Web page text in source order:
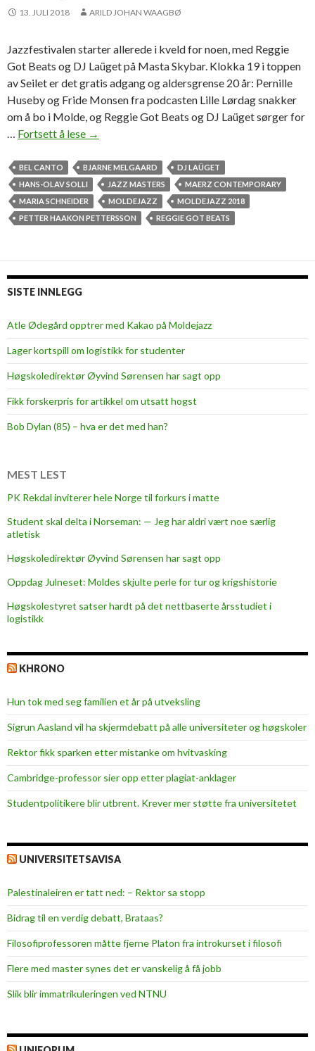
13. JULI 2018 ARILD JOHAN WAAGBØ
Jazzfestivalen starter allerede i kveld for noen, med Reggie
Got Beats og DJ Laüget på Masta Skybar. Klokka 19 i toppen
av Seilet er det gratis adgang og aldersgrense 20 år: Pernille
Huseby og Fride Monsen fra podcasten Lille Lørdag snakker
om å bo i Molde, og Reggie Got Beats og DJ Laüget sørger for
… Fortsett å lese J
z
-
s
e
d
D
J
-
e
C
a
t
o
g
a
e
M
e
l
g
a
a
d
→
BEL CANTO BJARNE MELGAARD
DJ LAÜGET
HANS-OLAV SOLLI
JAZZ MASTERS
MAERZ CONTEMPORARY
MARIA SCHNEIDER
MOLDEJAZZ
MOLDEJAZZ 2018
PETTER HAAKON PETTERSSON
REGGIE GOT BEATS
SISTE INNLEGG
Atle Ødegård opptrer med Kakao på Moldejazz
Lager kortspill om logistikk for studenter
Høgskoledirektør Øyvind Sørensen har sagt opp
Fikk forskerpris for artikkel om utsatt hogst
Bob Dylan (85) – hva er det med han?
MEST LEST
PK Rekdal inviterer hele Norge til forkurs i matte
Student skal delta i Norseman: — Jeg har aldri vært noe særlig
atletisk
Høgskoledirektør Øyvind Sørensen har sagt opp
Oppdag Julneset: Moldes skjulte perle for tur og krigshistorie
Høgskolestyret satser hardt på det nettbaserte årsstudiet i
logistikk
KHRONO
Hun tok med seg familien et år på utveksling
Sigrun Aasland vil ha skjerm­debatt på alle universiteter og høgskoler
Rektor fikk sparken etter mistanke om hvitvasking
Cambridge-professor sier opp etter plagiat-anklager
Studentpolitikere blir utbrent. Krever mer støtte fra universitetet
UNIVERSITETSAVISA
Palestinaleiren er tatt ned: – Rektor sa stopp
Bidrag til en verdig debatt, Brataas?
Filosofiprofessoren måtte fjerne Platon fra introkurset i filosofi
Flere med master synes det er vanskelig å få jobb
Slik blir immatrikuleringen ved NTNU